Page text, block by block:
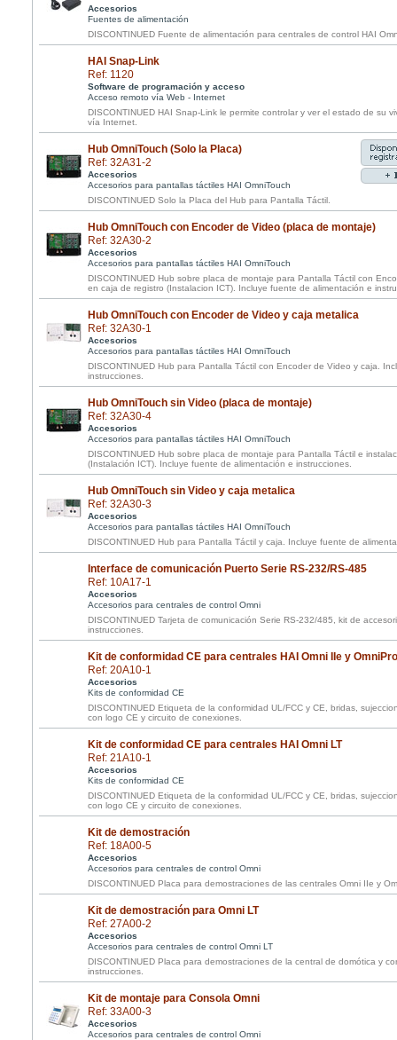
Accesorios
Fuentes de alimentación
DISCONTINUED Fuente de alimentación para centrales de control HAI
HAI Snap-Link
Ref: 1120
Software de programación y acceso
Acceso remoto vía Web - Internet
DISCONTINUED HAI Snap-Link le permite controlar y ver el estado de su
vía Internet.
Hub OmniTouch (Solo la Placa)
Ref: 32A31-2
Accesorios
Accesorios para pantallas táctiles HAI OmniTouch
DISCONTINUED Solo la Placa del Hub para Pantalla Táctil.
Hub OmniTouch con Encoder de Video (placa de montaje)
Ref: 32A30-2
Accesorios
Accesorios para pantallas táctiles HAI OmniTouch
DISCONTINUED Hub sobre placa de montaje para Pantalla Táctil con
en caja de registro (Instalacion ICT). Incluye fuente de alimentación e
Hub OmniTouch con Encoder de Video y caja metalica
Ref: 32A30-1
Accesorios
Accesorios para pantallas táctiles HAI OmniTouch
DISCONTINUED Hub para Pantalla Táctil con Encoder de Video y caja.
instrucciones.
Hub OmniTouch sin Video (placa de montaje)
Ref: 32A30-4
Accesorios
Accesorios para pantallas táctiles HAI OmniTouch
DISCONTINUED Hub sobre placa de montaje para Pantalla Táctil e
(Instalación ICT). Incluye fuente de alimentación e instrucciones.
Hub OmniTouch sin Video y caja metalica
Ref: 32A30-3
Accesorios
Accesorios para pantallas táctiles HAI OmniTouch
DISCONTINUED Hub para Pantalla Táctil y caja. Incluye fuente de
Interface de comunicación Puerto Serie RS-232/RS-485
Ref: 10A17-1
Accesorios
Accesorios para centrales de control Omni
DISCONTINUED Tarjeta de comunicación Serie RS-232/485, kit de
instrucciones.
Kit de conformidad CE para centrales HAI Omni IIe y
Ref: 20A10-1
Accesorios
Kits de conformidad CE
DISCONTINUED Etiqueta de la conformidad UL/FCC y CE, bridas,
con logo CE y circuito de conexiones.
Kit de conformidad CE para centrales HAI Omni LT
Ref: 21A10-1
Accesorios
Kits de conformidad CE
DISCONTINUED Etiqueta de la conformidad UL/FCC y CE, bridas,
con logo CE y circuito de conexiones.
Kit de demostración
Ref: 18A00-5
Accesorios
Accesorios para centrales de control Omni
DISCONTINUED Placa para demostraciones de las centrales Omni IIe y
Kit de demostración para Omni LT
Ref: 27A00-2
Accesorios
Accesorios para centrales de control Omni LT
DISCONTINUED Placa para demostraciones de la central de domótica y
instrucciones.
Kit de montaje para Consola Omni
Ref: 33A00-3
Accesorios
Accesorios para centrales de control Omni